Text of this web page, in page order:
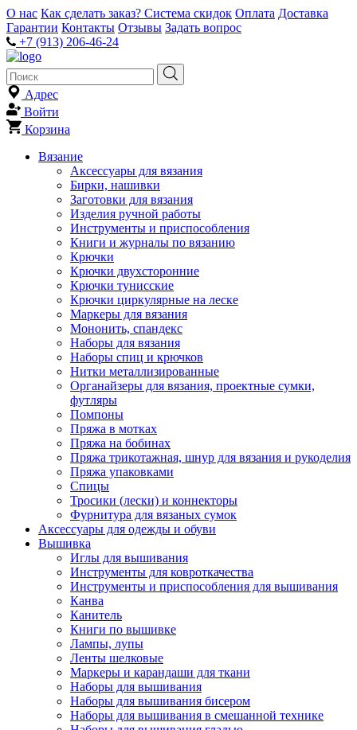
О нас Как сделать заказ? Система скидок Оплата Доставка
Гарантии Контакты Отзывы Задать вопрос
+7 (913) 206-46-24
Адрес
Войти
Корзина
Вязание
Аксессуары для вязания
Бирки, нашивки
Заготовки для вязания
Изделия ручной работы
Инструменты и приспособления
Книги и журналы по вязанию
Крючки
Крючки двухсторонние
Крючки тунисские
Крючки циркулярные на леске
Маркеры для вязания
Мононить, спандекс
Наборы для вязания
Наборы спиц и крючков
Нитки металлизированные
Органайзеры для вязания, проектные сумки,
футляры
Помпоны
Пряжа в мотках
Пряжа на бобинах
Пряжа трикотажная, шнур для вязания и рукоделия
Пряжа упаковками
Спицы
Тросики (лески) и коннекторы
Фурнитура для вязаных сумок
Аксессуары для одежды и обуви
Вышивка
Иглы для вышивания
Инструменты для ковроткачества
Инструменты и приспособления для вышивания
Канва
Канитель
Книги по вышивке
Лампы, лупы
Ленты шелковые
Маркеры и карандаши для ткани
Наборы для вышивания
Наборы для вышивания бисером
Наборы для вышивания в смешанной технике